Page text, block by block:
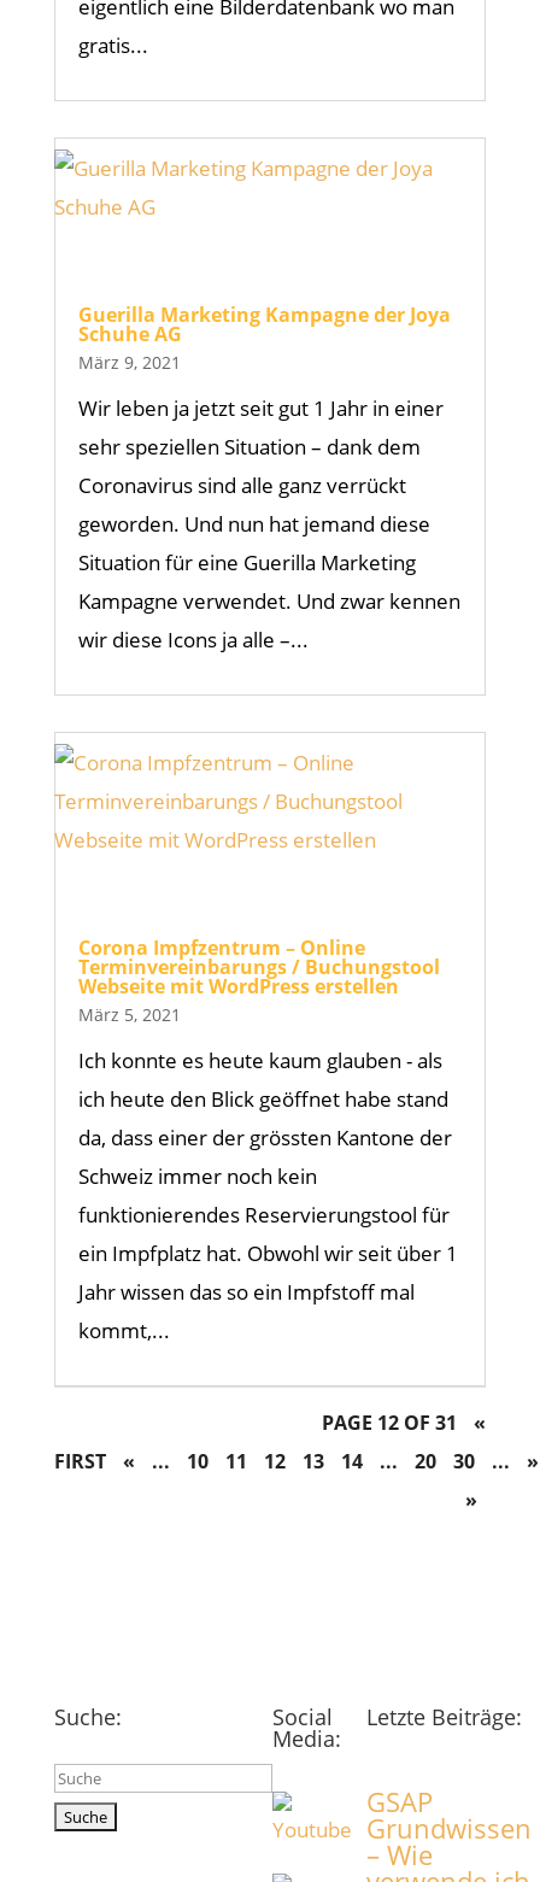
eigentlich eine Bilderdatenbank wo man
gratis...
Guerilla Marketing Kampagne der Joya
Schuhe AG
März 9, 2021
Wir leben ja jetzt seit gut 1 Jahr in einer
sehr speziellen Situation – dank dem
Coronavirus sind alle ganz verrückt
geworden. Und nun hat jemand diese
Situation für eine Guerilla Marketing
Kampagne verwendet. Und zwar kennen
wir diese Icons ja alle –...
Corona Impfzentrum – Online
Terminvereinbarungs / Buchungstool
Webseite mit WordPress erstellen
März 5, 2021
Ich konnte es heute kaum glauben - als
ich heute den Blick geöffnet habe stand
da, dass einer der grössten Kantone der
Schweiz immer noch kein
funktionierendes Reservierungstool für
ein Impfplatz hat. Obwohl wir seit über 1
Jahr wissen das so ein Impfstoff mal
kommt,...
PAGE 12 OF 31
«
FIRST
« ... 10 11 12 13 14 ... 20 30 ...
»
»
Suche:
Suchen
nach:
Social
Media:
Letzte Beiträge:
GSAP
Grundwissen
– Wie